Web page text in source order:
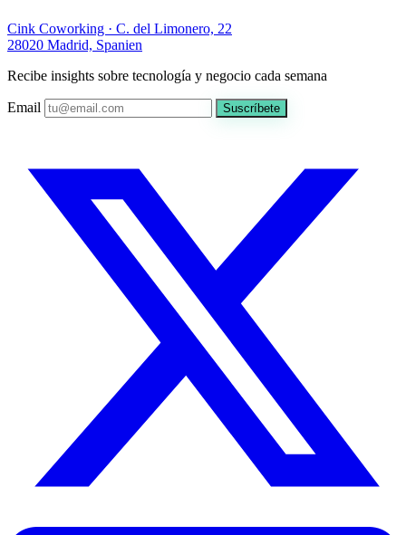
Cink Coworking · C. del Limonero, 22
28020 Madrid, Spanien
Recibe insights sobre tecnología y negocio cada semana
Email Suscríbete